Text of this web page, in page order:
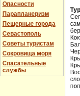
Опасности
Парапланеризм
Пещерные города
Севастополь
Советы туристам
Сокровища моря
Спасательные
службы